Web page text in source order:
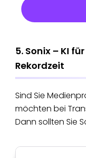
5. Sonix – KI
Rekordzeit
Sind Sie
möchten bei
Dann sollten Sie